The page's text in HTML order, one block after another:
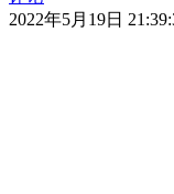
2022年5月19日